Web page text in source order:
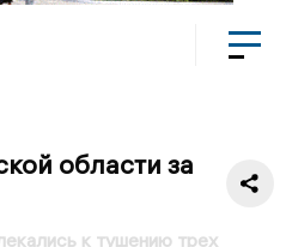
области за
к тушению трех